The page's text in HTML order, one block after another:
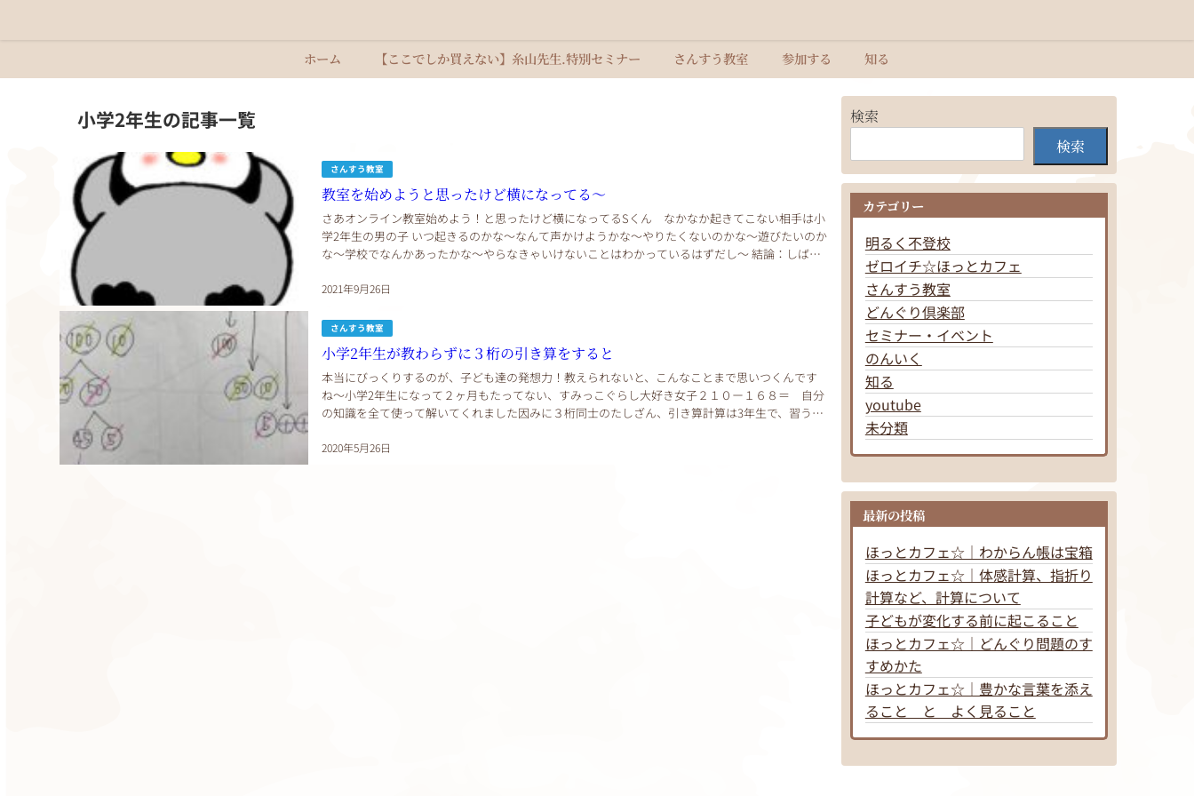
ホーム 【ここでしか買えない】糸山先生.特別セミナー さんすう教室 参加する 知る
小学2年生の記事一覧
さんすう教室
教室を始めようと思ったけど横になってる〜
2021年9月26日
さあオンライン教室始めよう！と思ったけど横になってるSくん なかなか起きてこない相手は小
学2年生の男の子 いつ起きるのかな〜なんて声かけようかな〜やりたくないのかな〜遊びたいのか
な～学校でなんかあったかな〜やらなきゃいけないことはわかっているはずだし〜 結論：しばら
さんすう教室
小学2年生が教わらずに３桁の引き算をすると
2020年5月26日
本当にびっくりするのが、子ども達の発想力！教えられないと、こんなことまで思いつくんです
ね〜小学2年生になって２ヶ月もたってない、すみっこぐらし大好き女子２１０ー１６８＝ 自分
の知識を全て使って解いてくれました因みに３桁同士のたしざん、引き算計算は3年生で、習う予
検索
検索
カテゴリー
明るく不登校
ゼロイチ☆ほっとカフェ
さんすう教室
どんぐり倶楽部
セミナー・イベント
のんいく
知る
youtube
未分類
最新の投稿
ほっとカフェ☆｜わからん帳は宝箱
ほっとカフェ☆｜体感計算、指折り
計算など、計算について
子どもが変化する前に起こること
ほっとカフェ☆｜どんぐり問題のす
すめかた
ほっとカフェ☆｜豊かな言葉を添え
ること と よく見ること